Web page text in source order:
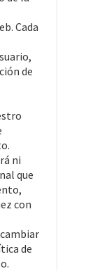
Cada
de
ni
que
con
cambiar
de